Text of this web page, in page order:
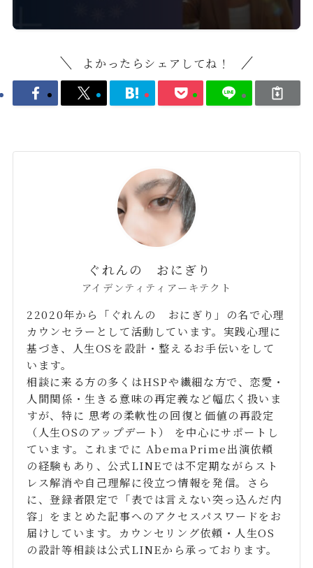
よかったらシェアしてね！
ぐれんの おにぎり
アイデンティティアーキテクト
22020年から「ぐれんの おにぎり」の名で心理
カウンセラーとして活動しています。実践心理に
基づき、人生OSを設計・整えるお手伝いをして
います。
相談に来る方の多くはHSPや繊細な方で、恋愛・
人間関係・生きる意味の再定義など幅広く扱いま
すが、特に 思考の柔軟性の回復と価値の再設定
（人生OSのアップデート） を中心にサポートし
ています。これまでに AbemaPrime出演依頼
の経験もあり、公式LINEでは不定期ながらスト
レス解消や自己理解に役立つ情報を発信。さら
に、登録者限定で「表では言えない突っ込んだ内
容」をまとめた記事へのアクセスパスワードをお
届けしています。カウンセリング依頼・人生OS
の設計等相談は公式LINEから承っております。